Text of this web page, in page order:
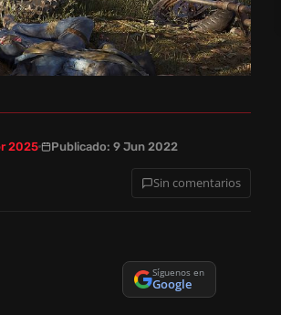
2025 Publicado: 9 Jun 2022
Sin comentarios
Síguenos en
Google